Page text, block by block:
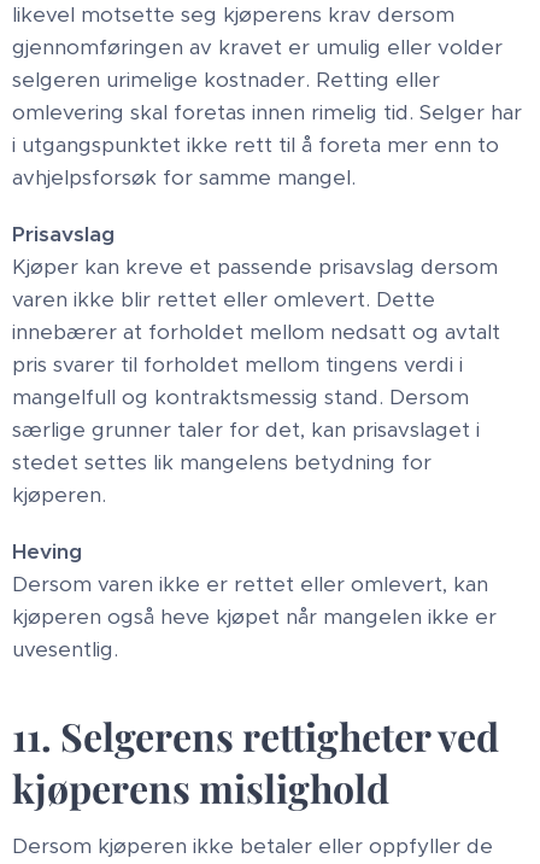
likevel motsette seg kjøperens krav dersom
gjennomføringen av kravet er umulig eller volder
selgeren urimelige kostnader. Retting eller
omlevering skal foretas innen rimelig tid. Selger har
i utgangspunktet ikke rett til å foreta mer enn to
avhjelpsforsøk for samme mangel.
Prisavslag
Kjøper kan kreve et passende prisavslag dersom
varen ikke blir rettet eller omlevert. Dette
innebærer at forholdet mellom nedsatt og avtalt
pris svarer til forholdet mellom tingens verdi i
mangelfull og kontraktsmessig stand. Dersom
særlige grunner taler for det, kan prisavslaget i
stedet settes lik mangelens betydning for
kjøperen.
Heving
Dersom varen ikke er rettet eller omlevert, kan
kjøperen også heve kjøpet når mangelen ikke er
uvesentlig.
11. Selgerens rettigheter ved
kjøperens mislighold
Dersom kjøperen ikke betaler eller oppfyller de